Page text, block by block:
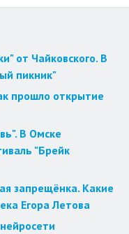
от Чайковского. В
пикник"
прошло открытие
В Омске
"Брейк
запрещёнка. Какие
Егора Летова